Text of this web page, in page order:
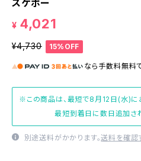
スケボー
¥ 4,021
¥4,730 15%OFF
なら 手数料無料
※この商品は、最短で8月12日(水)に
最短到着日に数日追加さ
別途送料がかかります。送料を確認